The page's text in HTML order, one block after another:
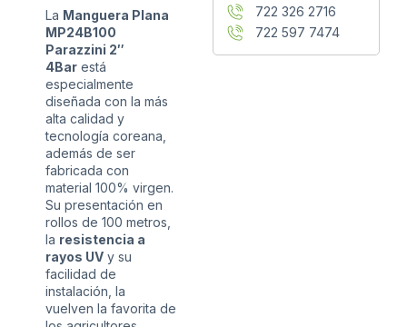
La Manguera Plana
MP24B100
Parazzini 2″
4Bar está
especialmente
diseñada con la más
alta calidad y
tecnología coreana,
además de ser
fabricada con
material 100% virgen.
Su presentación en
rollos de 100 metros,
la resistencia a
rayos UV y su
facilidad de
instalación, la
vuelven la favorita de
722 326 2716
722 597 7474